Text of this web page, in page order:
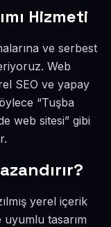
Hizmeti
ve serbest
Web
SEO ve yapay
“Tuşba
web sitesi” gibi
yerel içerik
uyumlu tasarım